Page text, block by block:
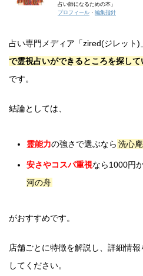
占い師になるための本」
プロフィール ・ 編集指針
占い専門メディア「zired(ジレット)
で霊視占いができるところを探し
です。
結論としては、
霊能力の強さで選ぶなら 洗心
安さやコスパ重視なら1000円
河の舟
がおすすめです。
店舗ごとに特徴を解説し、詳細情
してください。